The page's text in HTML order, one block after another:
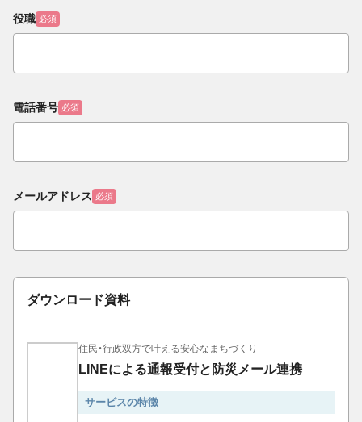
役職 必須
電話番号 必須
メールアドレス 必須
ダウンロード資料
住民・行政双方で叶える安心なまちづくり
LINEによる通報受付と防災メール連携
サービスの特徴